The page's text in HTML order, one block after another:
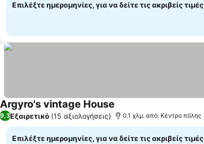
Επιλέξτε ημερομηνίες, για να δείτε τις ακριβείς τιμές
Argyro's vintage House Εμφάνιση τιμών
9,3Εξαιρετικό (15 αξιολογήσεις) 0.1 χλμ. από: Κέντρο πόλης
Επιλέξτε ημερομηνίες, για να δείτε τις ακριβείς τιμές